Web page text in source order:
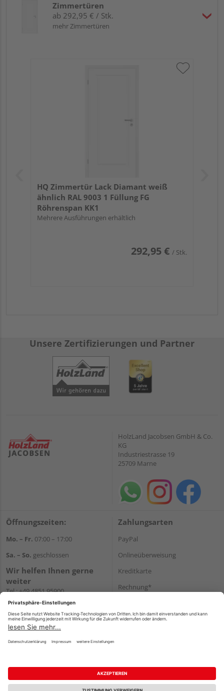
Zimmertüren
ab 292,95 € / Stk.
mehr Zimmertüren
HQ Zimmertür Lack Diamant weiß
ähnlich RAL 9003 1 Füllung FG
Röhrenspan KK1
Mehrere Ausführungen erhältlich
292,95 € / Stk.
Unsere Zertifizierungen und Partner
HolzLand Jacobsen GmbH & Co.
KG
Industriestrasse 19
25709 Marne
Öffnungszeiten:
Mo. – Fr. 07:00 – 17:00
Sa. – So. geschlossen
Wir helfen Ihnen gerne
weiter
Tel.:+49 4851 95900
E-Mail:info@holzland-
WhatsApp
Zahlungsarten
PayPal
Onlineüberweisung
Kreditkarte
Rechnung*
Versand
Impressum AGB Widerruf
Datenschutz
Reservierungsbedingungen
Vertrag widerrufen